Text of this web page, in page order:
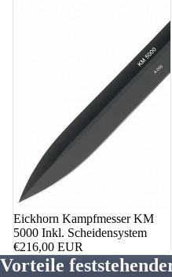
Eickhorn Kampfmesser KM
5000 Inkl. Scheidensystem
€216,00 EUR
Vorteile